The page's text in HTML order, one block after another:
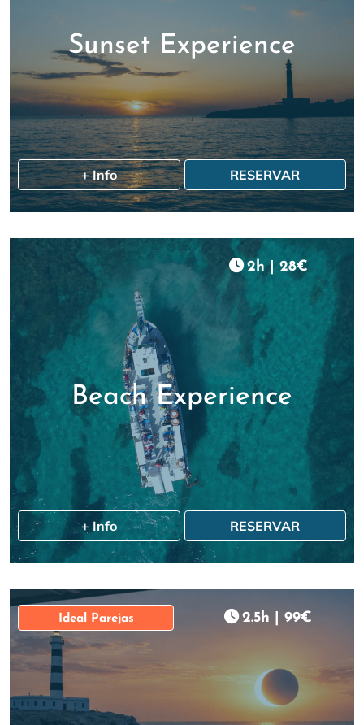
Sunset Experience
+ Info RESERVAR
2h | 28€
Beach Experience
+ Info RESERVAR
Ideal Parejas 2.5h 99€